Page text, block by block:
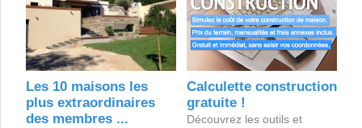
Les 10 maisons les
plus extraordinaires
des membres ...
Calculette construction
gratuite !
Découvrez les outils et